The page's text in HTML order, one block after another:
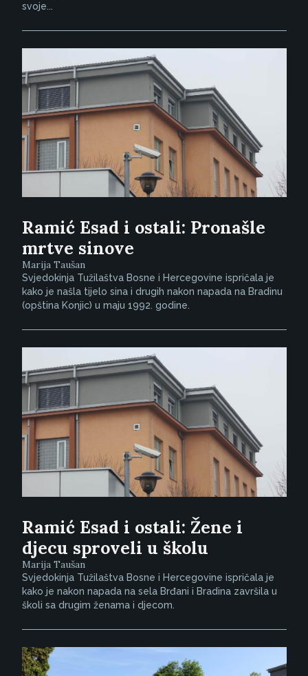
svoje...
Ramić Esad i ostali: Pronašle
mrtve sinove
Marija Taušan
Svjedokinja Tužilaštva Bosne i Hercegovine ispričala je
kako je našla tijelo sina i drugih nakon napada na Bradinu
(opština Konjic) u maju 1992. godine.
Ramić Esad i ostali: Žene i
djecu sproveli u školu
Marija Taušan
Svjedokinja Tužilaštva Bosne i Hercegovine ispričala je
kako je nakon napada na sela Brđani i Bradina završila u
školi sa drugim ženama i djecom.